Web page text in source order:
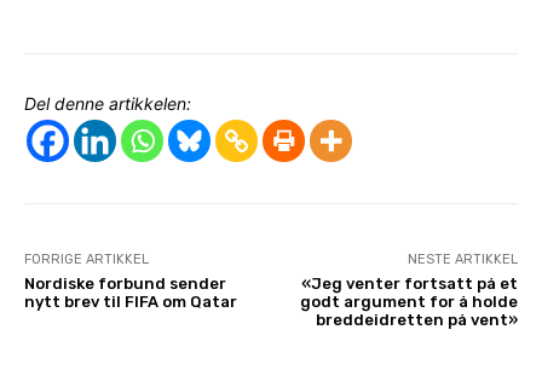
Del denne artikkelen:
FORRIGE ARTIKKEL
Nordiske forbund sender
nytt brev til FIFA om Qatar
NESTE ARTIKKEL
«Jeg venter fortsatt på et
godt argument for å holde
breddeidretten på vent»